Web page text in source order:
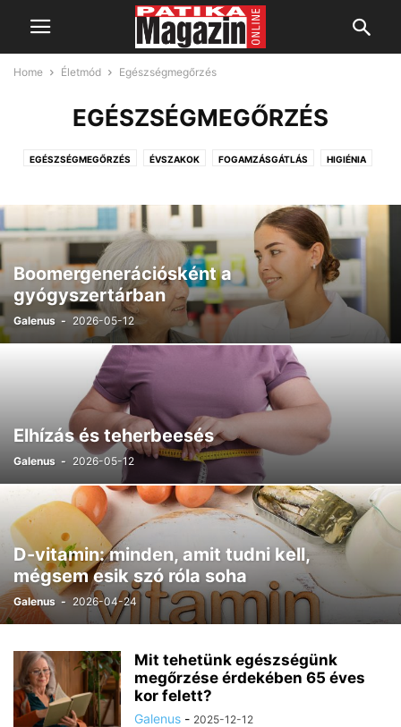
Home Életmód Egészségmegőrzés
EGÉSZSÉGMEGŐRZÉS
EGÉSZSÉGMEGŐRZÉS ÉVSZAKOK FOGAMZÁSGÁTLÁS HIGIÉNIA
ÜNNEPEK VITAMINOK, ÁSVÁNYI ANYAGOK
Boomergenerációsként a
gyógyszertárban
Galenus - 2026-05-12
Elhízás és teherbeesés
Galenus - 2026-05-12
D-vitamin: minden, amit tudni kell,
mégsem esik szó róla soha
Galenus - 2026-04-24
Mit tehetünk egészségünk
megőrzése érdekében 65 éves
kor felett?
Galenus - 2025-12-12